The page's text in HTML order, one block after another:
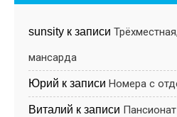
sunsity к записи
мансарда
Юрий к записи Номера с
Виталий к записи